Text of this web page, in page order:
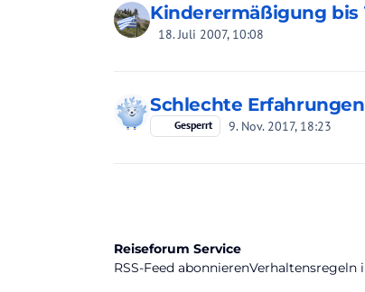
Kinderermäßigung bis
18. Juli 2007, 10:08
Schlechte
Gesperrt 9. Nov. 2017, 18:23
Reiseforum Service
RSS-Feed abonnierenVerhaltensregeln